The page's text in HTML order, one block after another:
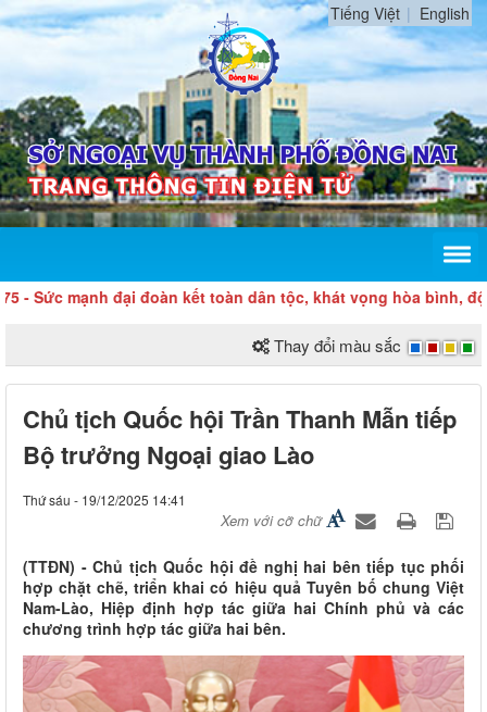
Tiếng Việt English
mạnh đại đoàn kết toàn dân tộc, khát vọng hòa bình, độc lập
Thay đổi màu sắc
Chủ tịch Quốc hội Trần Thanh Mẫn tiếp
Bộ trưởng Ngoại giao Lào
Thứ sáu - 19/12/2025 14:41
Xem với cỡ chữ
(TTĐN) - Chủ tịch Quốc hội đề nghị hai bên tiếp tục phối
hợp chặt chẽ, triển khai có hiệu quả Tuyên bố chung Việt
Nam-Lào, Hiệp định hợp tác giữa hai Chính phủ và các
chương trình hợp tác giữa hai bên.